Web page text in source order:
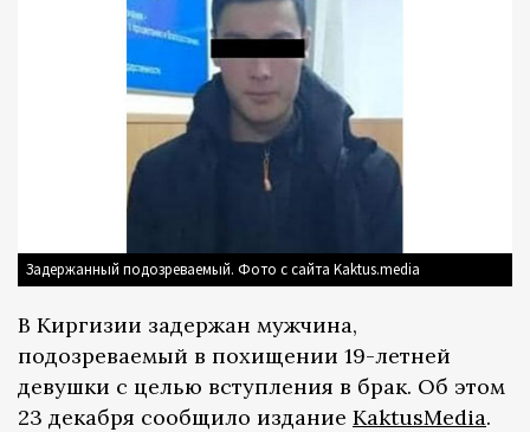
Задержанный подозреваемый. Фото с сайта Kaktus.media
В Киргизии задержан мужчина,
подозреваемый в похищении 19-летней
девушки с целью вступления в брак. Об этом
23 декабря сообщило издание KaktusMedia.